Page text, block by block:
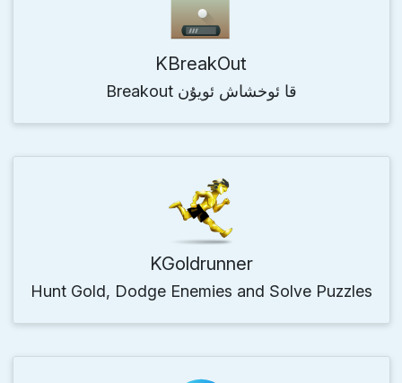
KBreakOut
Breakout قا ئوخشاش ئويۇن
KGoldrunner
Hunt Gold, Dodge Enemies and Solve Puzzles